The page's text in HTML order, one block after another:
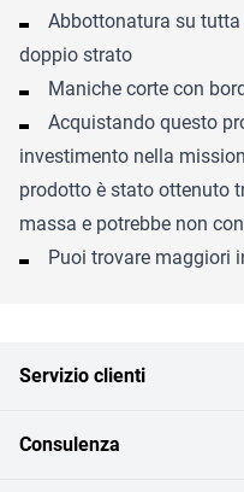
Abbottonatura su tutta
doppio strato
Maniche corte con
Acquistando questo
investimento nella
prodotto è stato ottenuto
massa e potrebbe non
Puoi trovare maggiori
Servizio clienti
Consulenza